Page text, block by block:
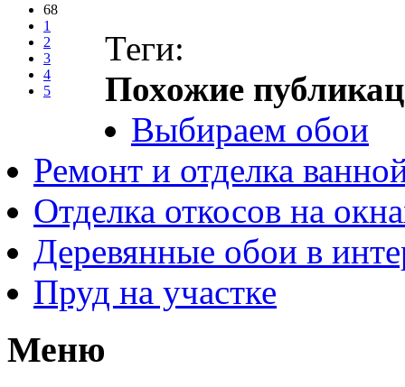
68
1
2
3
4
5
Теги:
Похожие
Выбираем обои
Ремонт и отделка
Отделка откосов на
Деревянные обои в
Пруд на участке
Меню